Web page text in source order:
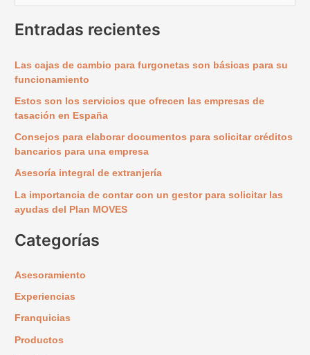
s
a
r
p
r
Entradas recientes
Las cajas de cambio para furgonetas son básicas para su
funcionamiento
Estos son los servicios que ofrecen las empresas de
tasación en España
Consejos para elaborar documentos para solicitar créditos
bancarios para una empresa
Asesoría integral de extranjería
La importancia de contar con un gestor para solicitar las
ayudas del Plan MOVES
Categorías
Asesoramiento
Experiencias
Franquicias
Productos